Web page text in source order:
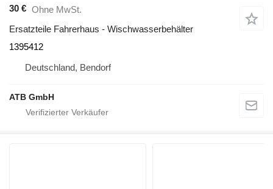
30 € Ohne MwSt.
Ersatzteile Fahrerhaus - Wischwasserbehälter
1395412
Deutschland, Bendorf
ATB GmbH